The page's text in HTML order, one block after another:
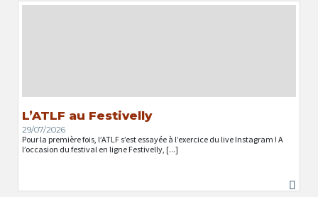
L’ATLF au Festivelly
29/07/2026
Pour la première fois, l’ATLF s’est essayée à l’exercice du live Instagram ! A
l’occasion du festival en ligne Festivelly, [...]